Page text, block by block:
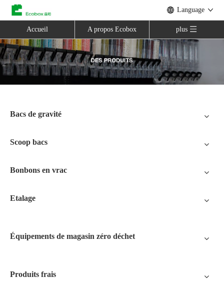
Language
Accueil A propos Ecobox plus
Bacs de gravité
Scoop bacs
Bonbons en vrac
Etalage
Équipements de magasin zéro déchet
Produits frais